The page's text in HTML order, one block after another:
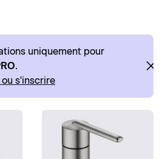
uniquement pour
.
s'inscrire